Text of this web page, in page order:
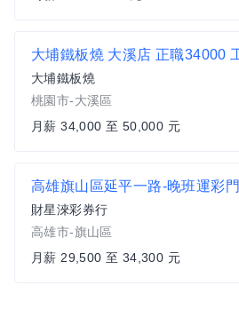
大埔鐵板燒 大溪店 正職34000
大埔鐵板燒
桃園市-大溪區
月薪 34,000 至 50,000 元
高雄旗山區延平一路-晚班運彩
財星淶彩券行
高雄市-旗山區
月薪 29,500 至 34,300 元